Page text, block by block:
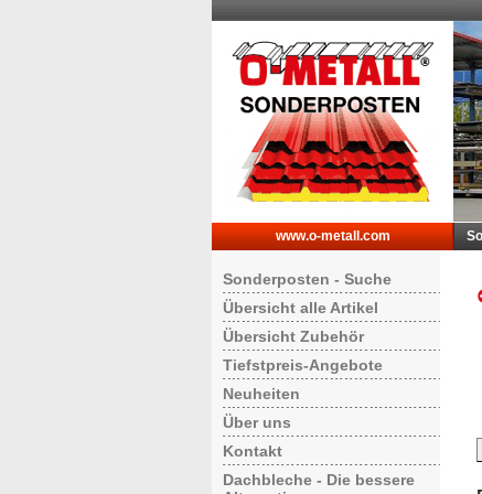
www.o-metall.com
Sonderposten - Suche
Übersicht alle Artikel
Übersicht Zubehör
Tiefstpreis-Angebote
Neuheiten
Über uns
Kontakt
Dachbleche - Die bessere